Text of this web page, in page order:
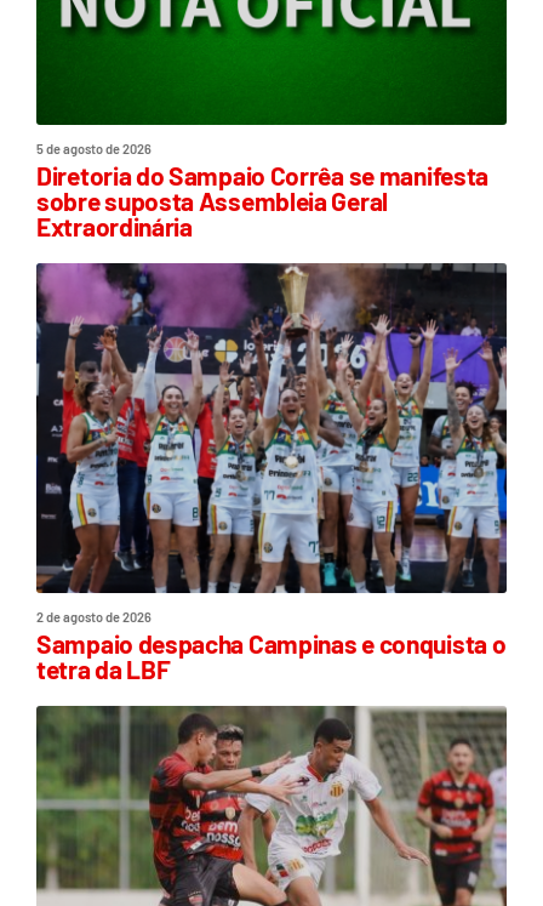
5 de agosto de 2026
Diretoria do Sampaio Corrêa se manifesta
sobre suposta Assembleia Geral
Extraordinária
2 de agosto de 2026
Sampaio despacha Campinas e conquista o
tetra da LBF